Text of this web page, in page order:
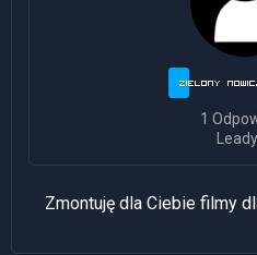
1
Zmontuję dla Ciebie filmy